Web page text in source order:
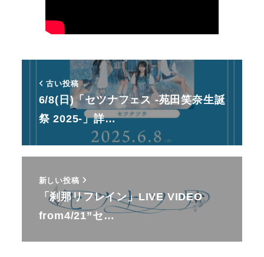
古い投稿
6/8(日)「セツナフェス -苑田笑奈生誕
祭 2025-」詳…
新しい投稿
「刹那リフレイン」LIVE VIDEO
from4/21”セ…